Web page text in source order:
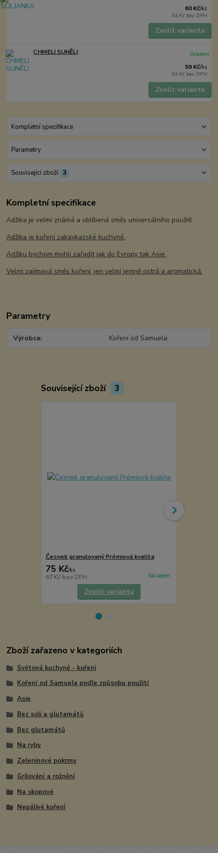
60 Kč/ks
54 Kč bez DPH
Zvolit variantu
CHMELI SUNĚLI
59 Kč/ks
53 Kč bez DPH
Skladem
Zvolit variantu
Kompletní specifikace
Parametry
Související zboží 3
Kompletní specifikace
Adžika je velmi známá a oblíbená směs universálního použití.
Adžika je koření zakavkazské kuchyně.
Adžiku bychom mohli zařadit jak do Evropy tak Asie.
Velmi zajímavá směs koření, jen velmi jemně ostrá a aromatická.
Parametry
Výrobce Koření od Samuela
Související zboží 3
Česnek granulovaný Prémiová kvalita
75 Kč/ks
67 Kč bez DPH Skladem
Zvolit variantu
Zboží zařazeno v kategoriích
Světová kuchyně - koření
Koření od Samuela podle způsobu použití
Asie
Bez soli a glutamátů
Bez glutamátů
Na ryby
Zeleninové pokrmy
Grilování a rožnění
Na skopové
Nepálivé koření